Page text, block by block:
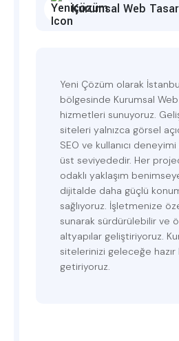
Kurumsal Web
Yeni Çözüm olarak
bölgesinde Kurumsal Web
hizmetleri sunuyoruz.
siteleri yalnızca görsel
SEO ve kullanıcı deneyimi
üst seviyededir. Her
odaklı yaklaşım
dijitalde daha güçlü
sağlıyoruz. İşletmenize
sunarak sürdürülebilir ve
altyapılar geliştiriyoruz.
sitelerinizi geleceğe hazır
getiriyoruz.